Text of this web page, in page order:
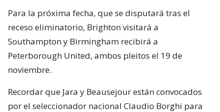
Para la próxima fecha, que se disputará tras el
receso eliminatorio, Brighton visitará a
Southampton y Birmingham recibirá a
Peterborough United, ambos pleitos el 19 de
noviembre.
Recordar que Jara y Beausejour están convocados
por el seleccionador nacional Claudio Borghi para